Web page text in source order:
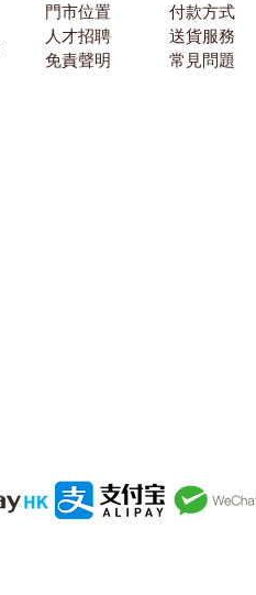
門市位置
​人才招聘
免責聲明
付款方式
送貨服務
常見問題